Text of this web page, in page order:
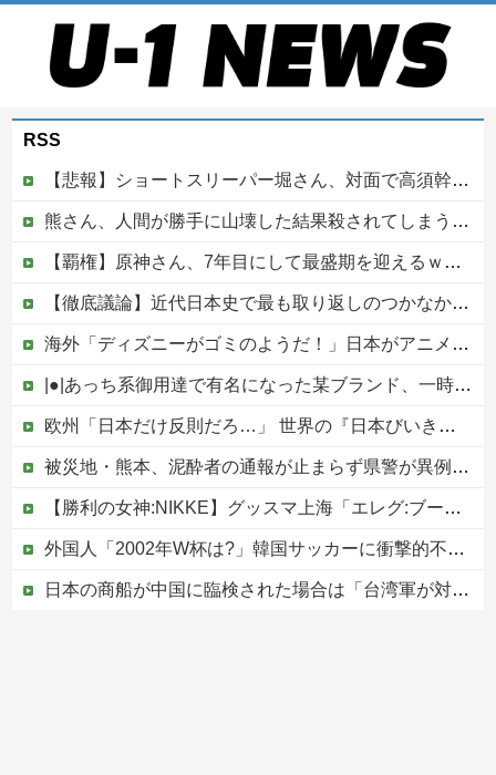
RSS
【悲報】ショートスリーパー堀さん、対面で高須幹弥にブチギレるｗｗｗｗ
熊さん、人間が勝手に山壊した結果殺されてしまう…これ半分虐殺だろ
【覇権】原神さん、7年目にして最盛期を迎えるｗｗｗｗｗｗｗｗｗｗ
【徹底議論】近代日本史で最も取り返しのつかなかった失敗って何？他
海外「ディズニーがゴミのようだ！」日本がアニメ化した米人気SF作品に絶賛の声が殺到中
|●|あっち系御用達で有名になった某ブランド、一時は飛ぶ鳥を落とす勢いだったが今期の業績は……
欧州「日本だけ反則だろ…」 世界の『日本びいき』にヨーロッパ全土から不満の声
被災地・熊本、泥酔者の通報が止まらず県警が異例のお願い
【勝利の女神:NIKKE】グッスマ上海「エレグ:ブーム・アンド・ショック」フィギュア【予約開始】
外国人「2002年W杯は?」韓国サッカーに衝撃的不祥事！W杯予選でレフリーへの性的接待発覚！海外騒然！【海外の反応】
日本の商船が中国に臨検された場合は「台湾軍が対応」と台湾軍トップ！